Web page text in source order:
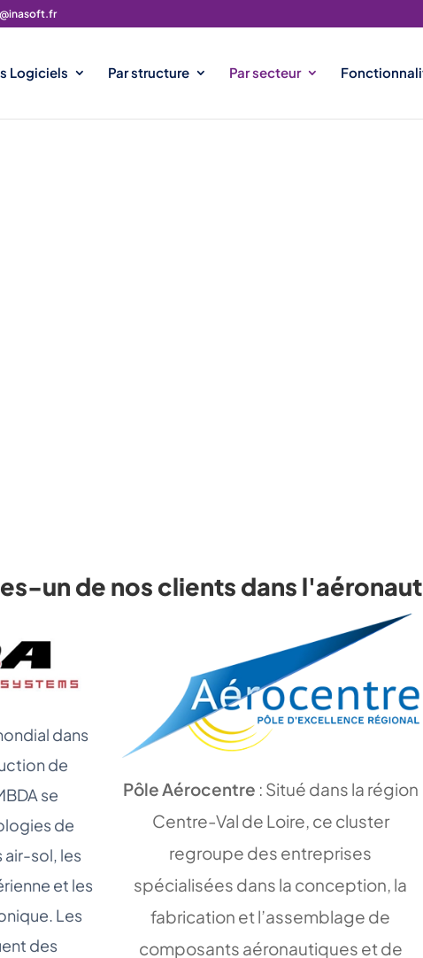
Logiciels Par structure Par secteur
un de nos clients dans
dans
de
se
de
air-sol, les
et les
Les
des
Pôle Aérocentre : Situé dans la région
Centre-Val de Loire, ce cluster
regroupe des entreprises
spécialisées dans la conception, la
fabrication et l’assemblage de
composants aéronautiques et de